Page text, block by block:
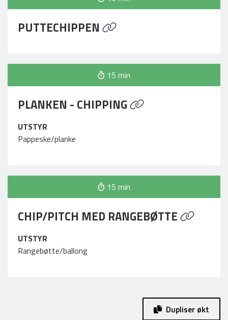
PUTTECHIPPEN
15 min
PLANKEN - CHIPPING
UTSTYR
Pappeske/planke
15 min
CHIP/PITCH MED RANGEBØTTE
UTSTYR
Rangebøtte/ballong
Dupliser økt